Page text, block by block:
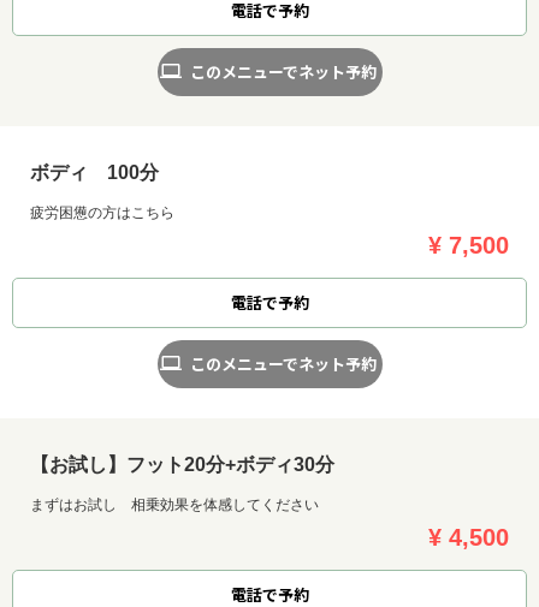
電話で予約
このメニューでネット予約
ボディ 100分
疲労困憊の方はこちら
¥ 7,500
電話で予約
このメニューでネット予約
【お試し】フット20分+ボディ30分
まずはお試し 相乗効果を体感してください
¥ 4,500
電話で予約